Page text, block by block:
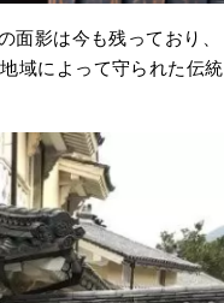
影は今も残っており、
域によって守られた伝統